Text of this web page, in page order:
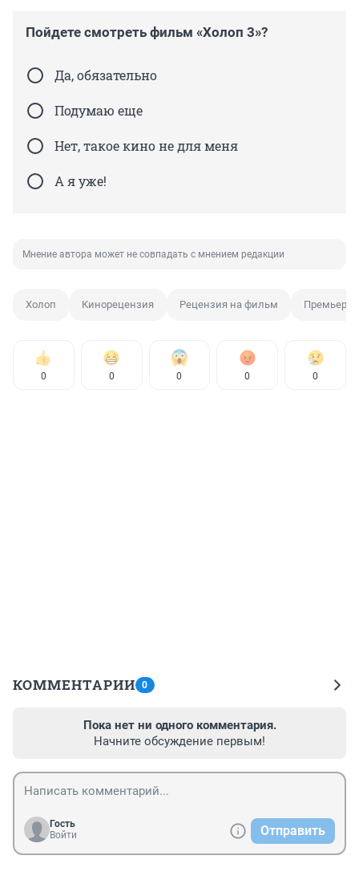
Пойдете смотреть фильм «Холоп 3»?
Да, обязательно
Подумаю еще
Нет, такое кино не для меня
А я уже!
Мнение автора может не совпадать с мнением редакции
Холоп Кинорецензия Рецензия на фильм Премьера
0 0 0 0 0
КОММЕНТАРИИ 0
Пока нет ни одного комментария.
Начните обсуждение первым!
Гость
Войти
Отправить